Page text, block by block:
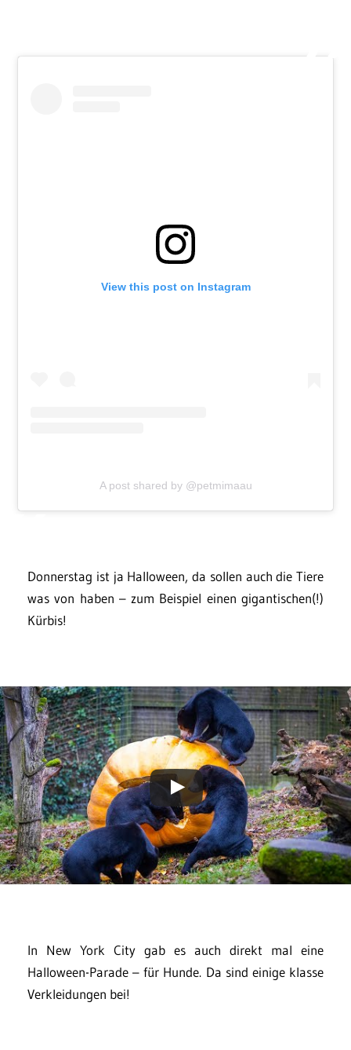
View this post on Instagram
A post shared by @petmimaau
Donnerstag ist ja Halloween, da sollen auch die Tiere
was von haben – zum Beispiel einen gigantischen(!)
Kürbis!
In New York City gab es auch direkt mal eine
Halloween-Parade – für Hunde. Da sind einige klasse
Verkleidungen bei!